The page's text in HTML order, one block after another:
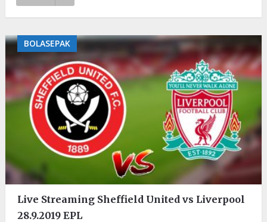
BOLASEPAK
Live Streaming Sheffield United vs Liverpool
28.9.2019 EPL